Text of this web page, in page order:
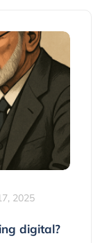
2025
digital?